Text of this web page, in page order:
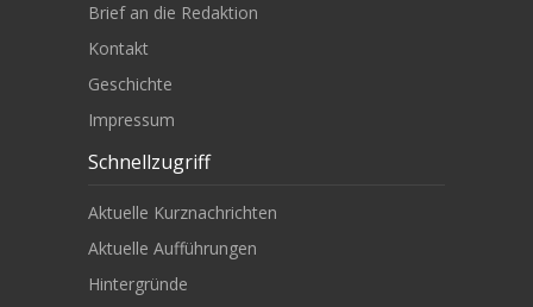
Brief an die Redaktion
Kontakt
Geschichte
Impressum
Schnellzugriff
Aktuelle Kurznachrichten
Aktuelle Aufführungen
Hintergründe